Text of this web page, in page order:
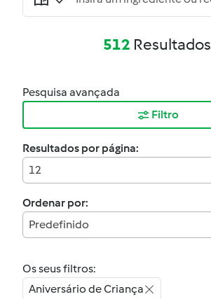
512 Resultados
Pesquisa avançada
Filtro
Resultados por página:
12
Ordenar por:
Predefinido
Os seus filtros:
Aniversário de Criança